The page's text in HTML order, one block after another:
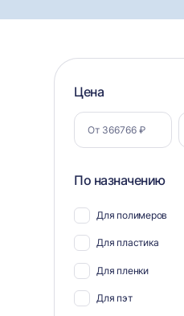
Фильтр
по
Цена
По назначению
Для полимеров
Для пластика
Для пленки
Для пэт